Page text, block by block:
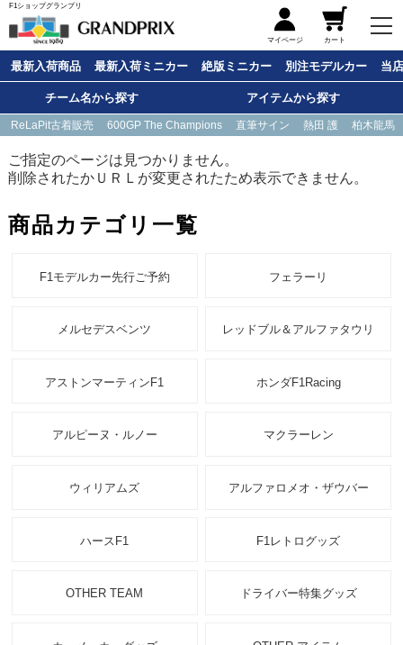
F1ショップグランプリ
マイページ カート
最新入荷商品 最新入荷ミニカー 絶版ミニカー 別注モデルカー 当
チーム名から探す アイテムから探す
ReLaPit古着販売 600GP The Champions 直筆サイン 熱田 護 柏木龍馬
ご指定のページは見つかりません。
削除されたかＵＲＬが変更されたため表示できません。
商品カテゴリ一覧
F1モデルカー先行ご予約 フェラーリ
メルセデスベンツ レッドブル＆アルファタウリ
アストンマーティンF1 ホンダF1Racing
アルピーヌ・ルノー マクラーレン
ウィリアムズ アルファロメオ・ザウバー
ハースF1 F1レトログッズ
OTHER TEAM ドライバー特集グッズ